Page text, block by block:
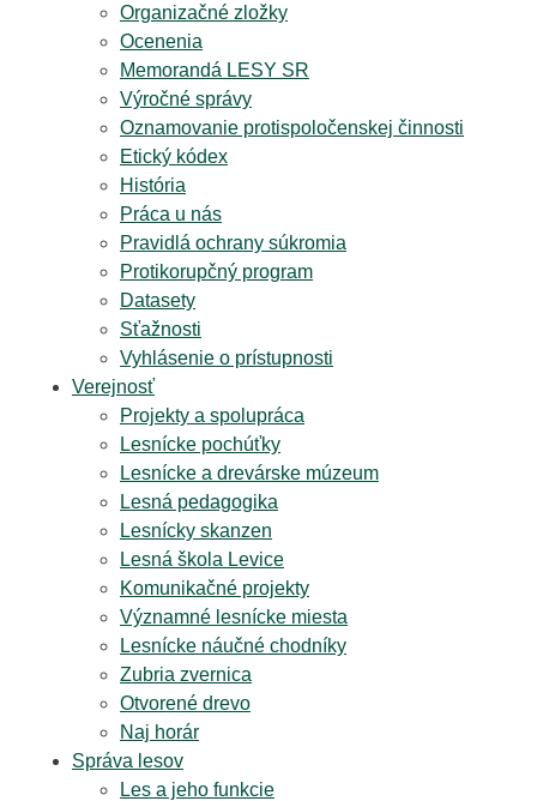
Organizačné zložky
Ocenenia
Memorandá LESY SR
Výročné správy
Oznamovanie protispoločenskej činnosti
Etický kódex
História
Práca u nás
Pravidlá ochrany súkromia
Protikorupčný program
Datasety
Sťažnosti
Vyhlásenie o prístupnosti
Verejnosť
Projekty a spolupráca
Lesnícke pochúťky
Lesnícke a drevárske múzeum
Lesná pedagogika
Lesnícky skanzen
Lesná škola Levice
Komunikačné projekty
Významné lesnícke miesta
Lesnícke náučné chodníky
Zubria zvernica
Otvorené drevo
Naj horár
Správa lesov
Les a jeho funkcie